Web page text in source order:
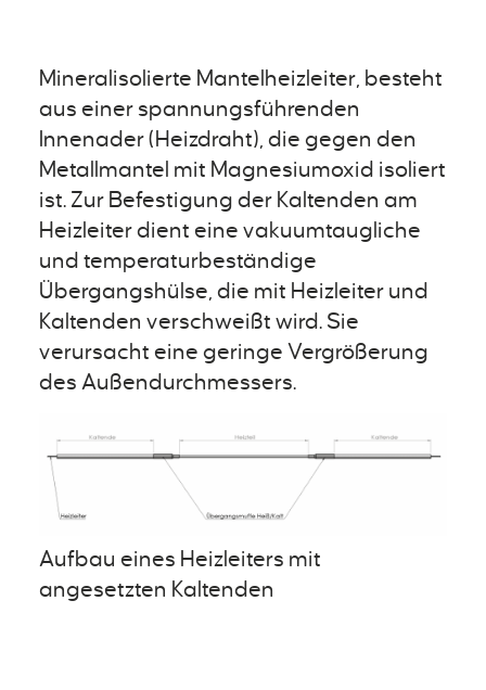
Mineralisolierte Mantelheizleiter, besteht
aus einer spannungsführenden
Innenader (Heizdraht), die gegen den
Metallmantel mit Magnesiumoxid isoliert
ist. Zur Befestigung der Kaltenden am
Heizleiter dient eine vakuumtaugliche
und temperaturbeständige
Übergangshülse, die mit Heizleiter und
Kaltenden verschweißt wird. Sie
verursacht eine geringe Vergrößerung
des Außendurchmessers.
Aufbau eines Heizleiters mit
angesetzten Kaltenden